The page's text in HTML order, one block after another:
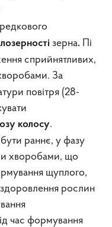
зерна. Пі
сприйнятливих,
За
повітря (28-
колосу.
раннє, у фазу
хворобами, що
щуплого,
рослин
час формування